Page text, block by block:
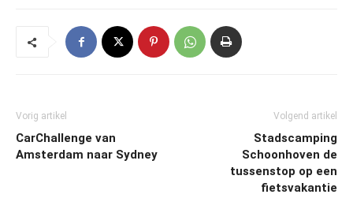
Vorig artikel
CarChallenge van
Amsterdam naar Sydney
Volgend artikel
Stadscamping
Schoonhoven de
tussenstop op een
fietsvakantie